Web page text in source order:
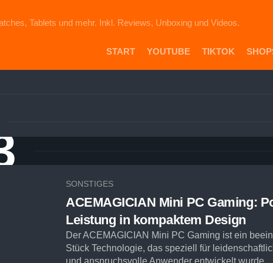
Tablets und mehr. Inkl. Reviews, Unboxing und Videos.
START YOUTUBE TIKTOK
SONSTIGES
ACEMAGICIAN Mini PC Gaming:
Leistung in kompaktem Design
Der ACEMAGICIAN Mini PC Gaming ist ein
Stück Technologie, das speziell für
und anspruchsvolle Anwender entwickelt wurde....